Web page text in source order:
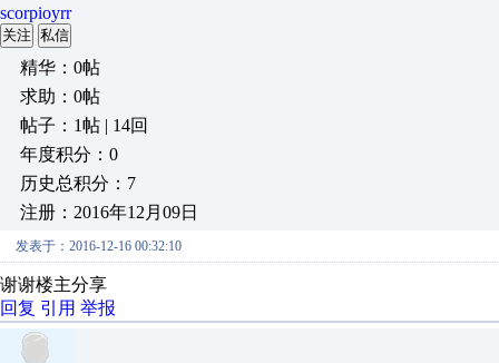
scorpioyrr
关注 私信
精华：0帖
求助：0帖
帖子：1帖 | 14回
年度积分：0
历史总积分：7
注册：2016年12月09日
发表于：2016-12-16 00:32:10
谢谢楼主分享
回复 引用 举报